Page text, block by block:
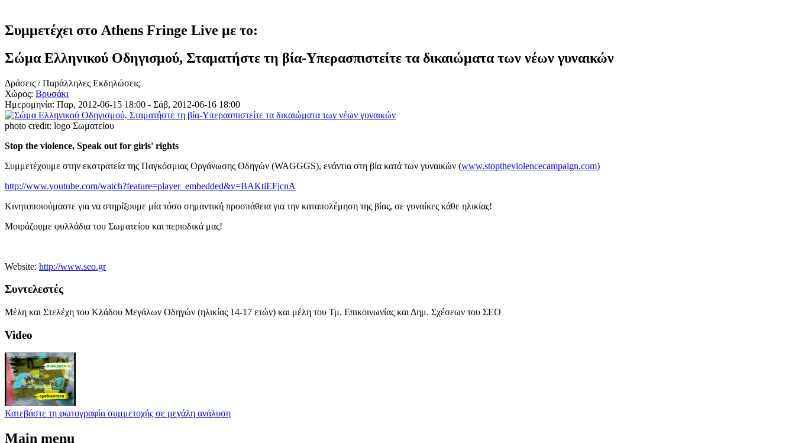
Συμμετέχει στο Athens Fringe Live με το:
Σώμα Ελληνικού Οδηγισμού, Σταματήστε τη βία-Υπερασπιστείτε τα δικαιώματα των νέων γυναικών
Δράσεις / Παράλληλες Εκδηλώσεις
Χώρος: Βρυσάκι
Ημερομηνία: Παρ, 2012-06-15 18:00 - Σάβ, 2012-06-16 18:00
photo credit: logo Σωματείου
Stop the violence, Speak out for girls' rights
Συμμετέχουμε στην εκστρατεία της Παγκόσμιας Οργάνωσης Οδηγών (WAGGGS), ενάντια στη βία κατά των γυναικών (www.stoptheviolencecampaign.com)
http://www.youtube.com/watch?feature=player_embedded&v=BAKtiEFjcnA
Κινητοποιούμαστε για να στηρίξουμε μία τόσο σημαντική προσπάθεια για την καταπολέμηση της βίας, σε γυναίκες κάθε ηλικίας!
Μοιράζουμε φυλλάδια του Σωματείου και περιοδικά μας!
Website: http://www.seo.gr
Συντελεστές
Μέλη και Στελέχη του Κλάδου Μεγάλων Οδηγών (ηλικίας 14-17 ετών) και μέλη του Τμ. Επικοινωνίας και Δημ. Σχέσεων του ΣΕΟ
Video
Κατεβάστε τη φωτογραφία συμμετοχής σε μεγάλη ανάλυση
Main menu